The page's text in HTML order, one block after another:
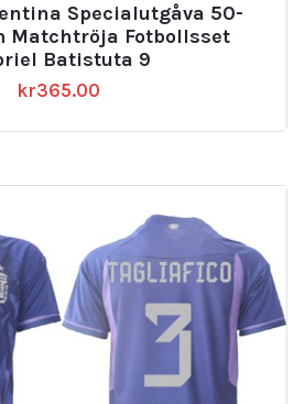
Specialutgåva 50-
Matchtröja Fotbollsset
Batistuta 9
kr365.00